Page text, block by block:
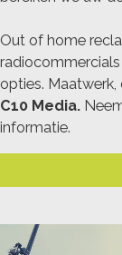
Out of home
opties.
C10 Media.
informatie.